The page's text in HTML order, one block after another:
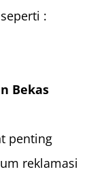
:
Bekas
penting
reklamasi